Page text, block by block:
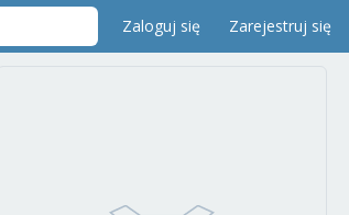
Zaloguj się Zarejestruj się